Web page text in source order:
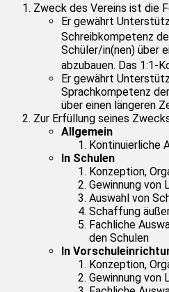
Zweck des Vereins ist die
Er gewährt
Schreibkompetenz
Schüler/in(nen) über
abzubauen. Das 1:1-
Er gewährt
Sprachkompetenz
über einen längeren
Zur Erfüllung seines
Allgemein
Kontinuierliche
In Schulen
Konzeption,
Gewinnung
Auswahl von
Schaffung
Fachliche
den Schulen
In
Konzeption,
Gewinnung von